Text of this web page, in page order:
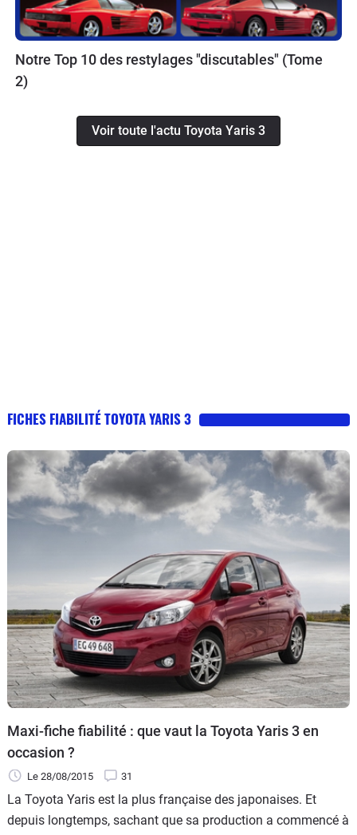
Notre Top 10 des restylages "discutables" (Tome
2)
Voir toute l'actu Toyota Yaris 3
FICHES FIABILITÉ TOYOTA YARIS 3
Maxi-fiche fiabilité : que vaut la Toyota Yaris 3 en
occasion ?
Le 28/08/2015 31
La Toyota Yaris est la plus française des japonaises. Et
depuis longtemps, sachant que sa production a commencé à